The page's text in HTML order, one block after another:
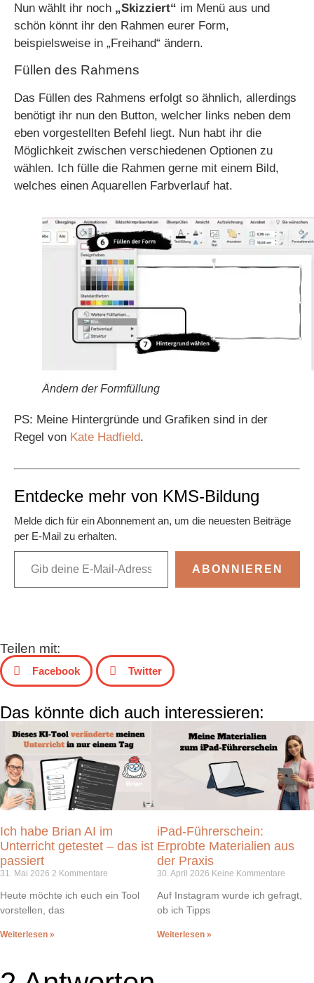
Nun wählt ihr noch „Skizziert“ im Menü aus und
schön könnt ihr den Rahmen eurer Form,
beispielsweise in „Freihand“ ändern.
Füllen des Rahmens
Das Füllen des Rahmens erfolgt so ähnlich, allerdings
benötigt ihr nun den Button, welcher links neben dem
eben vorgestellten Befehl liegt. Nun habt ihr die
Möglichkeit zwischen verschiedenen Optionen zu
wählen. Ich fülle die Rahmen gerne mit einem Bild,
welches einen Aquarellen Farbverlauf hat.
Ändern der Formfüllung
PS: Meine Hintergründe und Grafiken sind in der
Regel von Kate Hadfield.
Entdecke mehr von KMS-Bildung
Melde dich für ein Abonnement an, um die neuesten Beiträge
per E-Mail zu erhalten.
ABONNIEREN
Teilen mit:
Facebook Twitter
Das könnte dich auch interessieren:
Ich habe Brian AI im
Unterricht getestet – das ist
passiert
31. Mai 2026 2 Kommentare
Heute möchte ich euch ein Tool
vorstellen, das
Weiterlesen »
iPad-Führerschein:
Erprobte Materialien aus
der Praxis
30. April 2026 Keine Kommentare
Auf Instagram wurde ich gefragt,
ob ich Tipps
Weiterlesen »